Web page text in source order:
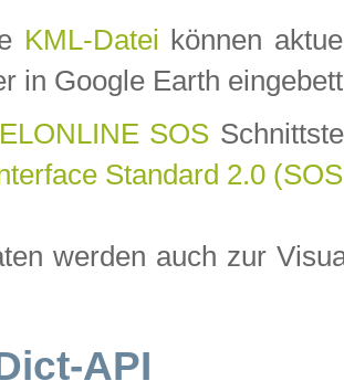
KML-Datei können
in Google Earth
SOS
Standard 2.0
werden auch zur
API